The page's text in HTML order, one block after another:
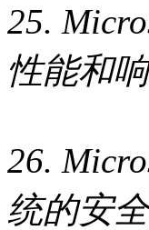
25.
性能和
26.
统的安